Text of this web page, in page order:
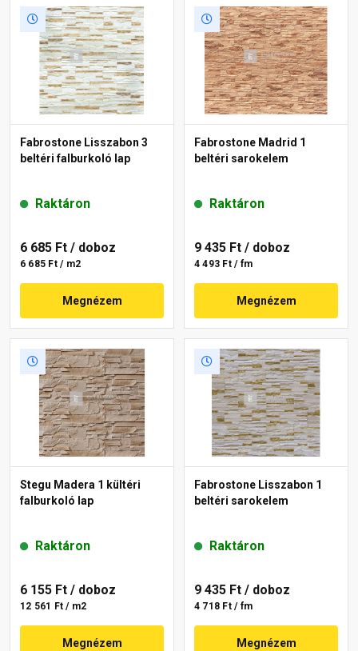
Fabrostone Lisszabon 3
beltéri falburkoló lap
Raktáron
6 685 Ft / doboz
6 685 Ft / m2
Megnézem
Fabrostone Madrid 1
beltéri sarokelem
Raktáron
9 435 Ft / doboz
4 493 Ft / fm
Megnézem
Stegu Madera 1 kültéri
falburkoló lap
Raktáron
6 155 Ft / doboz
12 561 Ft / m2
Megnézem
Fabrostone Lisszabon 1
beltéri sarokelem
Raktáron
9 435 Ft / doboz
4 718 Ft / fm
Megnézem